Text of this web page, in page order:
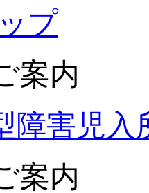
プ
案内
障害児
案内